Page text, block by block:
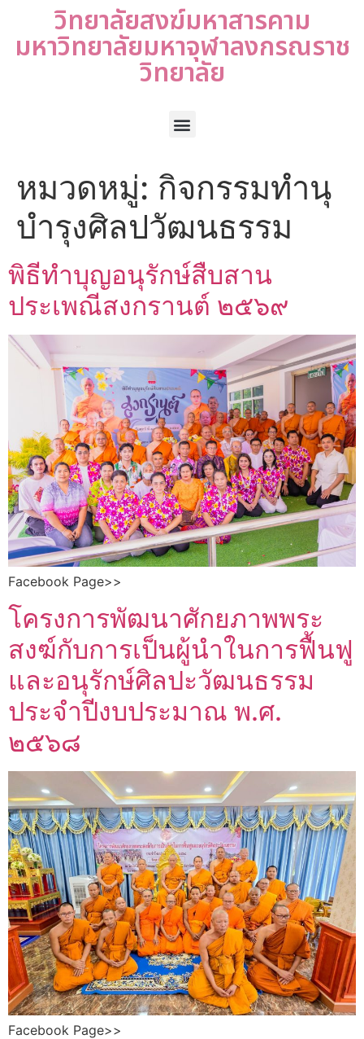
วิทยาลัยสงฆ์มหาสารคาม
มหาวิทยาลัยมหาจุฬาลงกรณราช
วิทยาลัย
หมวดหมู่: กิจกรรมทำนุ
บำรุงศิลปวัฒนธรรม
พิธีทำบุญอนุรักษ์สืบสาน
ประเพณีสงกรานต์ ๒๕๖๙
Facebook Page>>
โครงการพัฒนาศักยภาพพระ
สงฆ์กับการเป็นผู้นำในการฟื้นฟู
และอนุรักษ์ศิลปะวัฒนธรรม
ประจำปีงบประมาณ พ.ศ.
๒๕๖๘
Facebook Page>>